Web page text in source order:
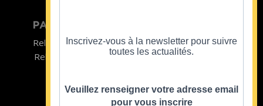
PARTICULIER
Relooking homme
Relooking femme
Team Building
Formations
Inscrivez-vous à la newsletter pour suivre
toutes les actualités.
Veuillez renseigner votre adresse email
pour vous inscrire